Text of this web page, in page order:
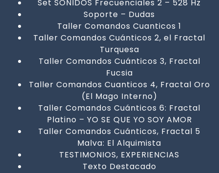
Set SONIDOS Frecuenciales 2 – 528 Hz
Soporte – Dudas
Taller Comandos Cuanticos 1
Taller Comandos Cuánticos 2, el Fractal
Turquesa
Taller Comandos Cuánticos 3, Fractal
Fucsia
Taller Comandos Cuanticos 4, Fractal Oro
(El Mago Interno)
Taller Comandos Cuánticos 6: Fractal
Platino – YO SE QUE YO SOY AMOR
Taller Comandos Cuánticos, Fractal 5
Malva: El Alquimista
TESTIMONIOS, EXPERIENCIAS
Texto Destacado